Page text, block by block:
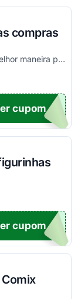
compras
Não fique de fora dessa e economize da melhor maneira possível!
10
cupom
QUI
cupom